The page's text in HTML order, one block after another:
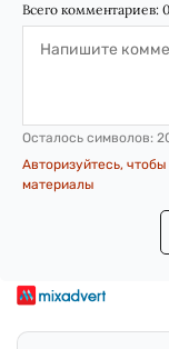
Всего комментариев: 0
Осталось символов:
Авторизуйтесь,
материалы